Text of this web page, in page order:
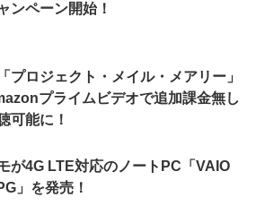
ンペーン開始！
プロジェクト・メイル・メアリー」
プライムビデオで追加課金無し
可能に！
が4G LTE対応のノートPC「VAIO
」を発売！